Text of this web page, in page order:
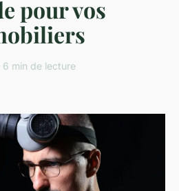
pour vos
min de lecture